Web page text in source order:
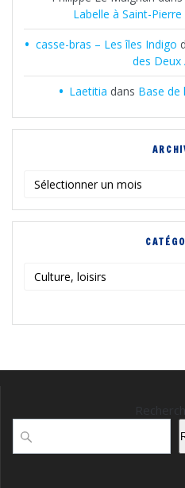
Labelle à Saint-
casse-bras – Les îles Indigo
des Deux
Laetitia dans Base de